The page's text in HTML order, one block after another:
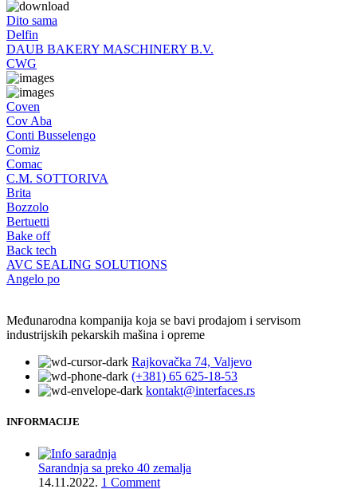
Dito sama
Delfin
DAUB BAKERY MASCHINERY B.V.
CWG
Coven
Cov Aba
Conti Busselengo
Comiz
Comac
C.M. SOTTORIVA
Brita
Bozzolo
Bertuetti
Bake off
Back tech
AVC SEALING SOLUTIONS
Angelo po
Međunarodna kompanija koja se bavi prodajom i servisom
industrijskih pekarskih mašina i opreme
Rajkovačka 74, Valjevo
(+381) 65 625-18-53
kontakt@interfaces.rs
INFORMACIJE
Sarandnja sa preko 40 zemalja
14.11.2022. 1 Comment